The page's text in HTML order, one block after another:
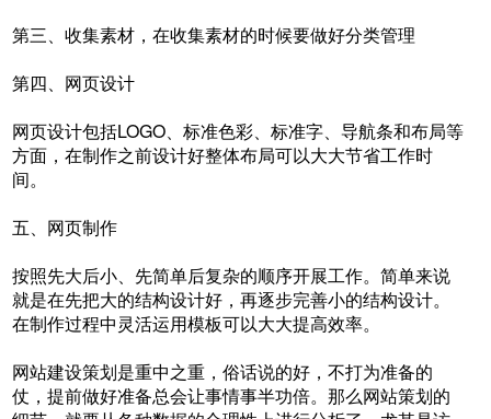
第三、收集素材，在收集素材的时候要做好分类管理
第四、网页设计
网页设计包括LOGO、标准色彩、标准字、导航条和布局等
方面，在制作之前设计好整体布局可以大大节省工作时
间。
五、网页制作
按照先大后小、先简单后复杂的顺序开展工作。简单来说
就是在先把大的结构设计好，再逐步完善小的结构设计。
在制作过程中灵活运用模板可以大大提高效率。
网站建设策划是重中之重，俗话说的好，不打为准备的
仗，提前做好准备总会让事情事半功倍。那么网站策划的